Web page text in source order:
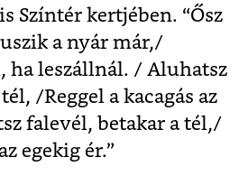
Színtér kertjében. “Ősz
a nyár már,/
ha leszállnál. / Aluhatsz
/Reggel a kacagás az
falevél, betakar a tél,/
egekig ér.”